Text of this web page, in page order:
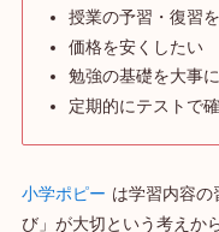
授業の予習・復習
価格を安くしたい
勉強の基礎を大事
定期的にテストで
小学ポピー は学習内容
び」が大切という考えか